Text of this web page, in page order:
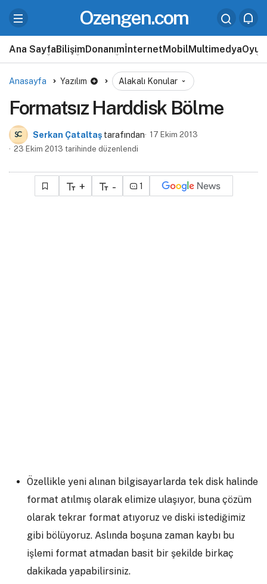
Ozengen.com
Ana SayfaBilişimDonanımİnternetMobilMultimedyaOyun
Anasayfa Yazılım Alakalı Konular
Formatsız Harddisk Bölme
Serkan Çataltaş tarafından
17 Ekim 2013
23 Ekim 2013 tarihinde düzenlendi
+ - 1
Özellikle yeni alınan bilgisayarlarda tek disk halinde
format atılmış olarak elimize ulaşıyor, buna çözüm
olarak tekrar format atıyoruz ve diski istediğimiz
gibi bölüyoruz. Aslında boşuna zaman kaybı bu
işlemi format atmadan basit bir şekilde birkaç
dakikada yapabilirsiniz.